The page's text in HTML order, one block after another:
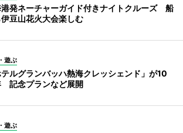
発ネーチャーガイド付きナイトクルーズ 船
豆山花火大会楽しむ
遊ぶ
テルグランバッハ熱海クレッシェンド」が10
記念プランなど展開
遊ぶ